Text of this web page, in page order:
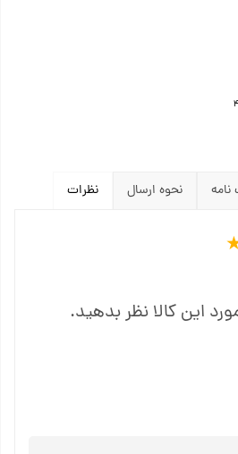
نحوه ارسال نظرات
این کالا نظر بدهید.